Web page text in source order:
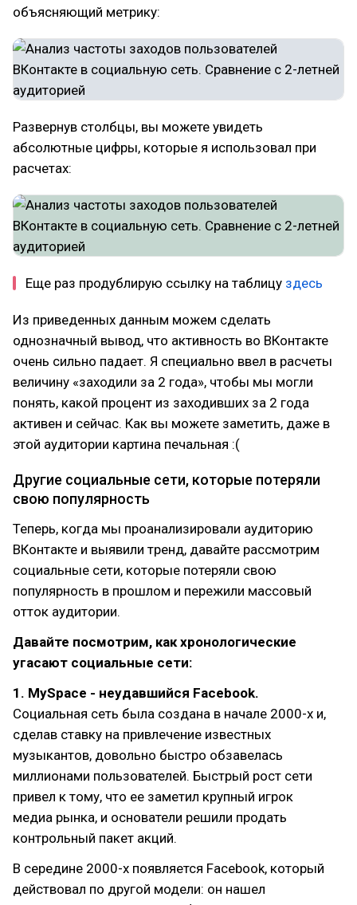
объясняющий метрику:
Развернув столбцы, вы можете увидеть
абсолютные цифры, которые я использовал при
расчетах:
Еще раз продублирую ссылку на таблицу здесь
Из приведенных данным можем сделать
однозначный вывод, что активность во ВКонтакте
очень сильно падает. Я специально ввел в расчеты
величину «заходили за 2 года», чтобы мы могли
понять, какой процент из заходивших за 2 года
активен и сейчас. Как вы можете заметить, даже в
этой аудитории картина печальная :(
Другие социальные сети, которые потеряли
свою популярность
Теперь, когда мы проанализировали аудиторию
ВКонтакте и выявили тренд, давайте рассмотрим
социальные сети, которые потеряли свою
популярность в прошлом и пережили массовый
отток аудитории.
Давайте посмотрим, как хронологические
угасают социальные сети:
1. MySpace - неудавшийся Facebook.
Социальная сеть была создана в начале 2000-х и,
сделав ставку на привлечение известных
музыкантов, довольно быстро обзавелась
миллионами пользователей. Быстрый рост сети
привел к тому, что ее заметил крупный игрок
медиа рынка, и основатели решили продать
контрольный пакет акций.
В середине 2000-х появляется Facebook, который
действовал по другой модели: он нашел